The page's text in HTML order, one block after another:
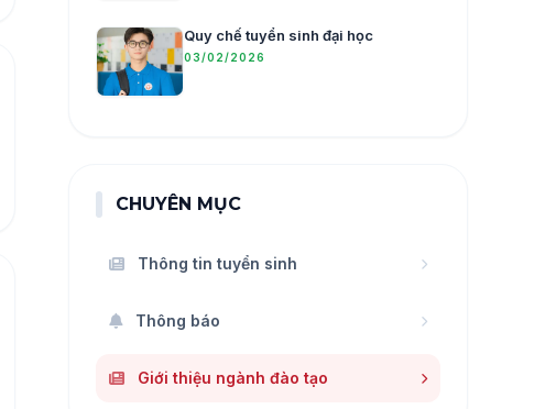
Quy chế tuyển sinh đại học
03/02/2026
CHUYÊN MỤC
Thông tin tuyển sinh
Thông báo
Giới thiệu ngành đào tạo